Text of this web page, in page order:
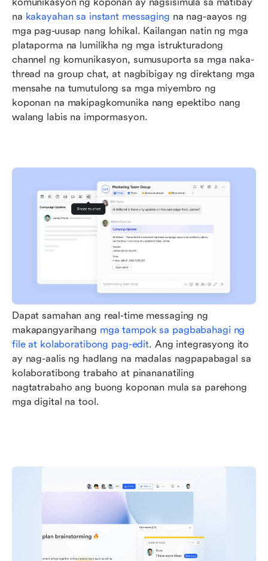
na kakayahan sa instant messaging na nag-aayos ng
mga pag-uusap nang lohikal. Kailangan natin ng mga
plataporma na lumilikha ng mga istrukturadong
channel ng komunikasyon, sumusuporta sa mga naka-
thread na group chat, at nagbibigay ng direktang mga
mensahe na tumutulong sa mga miyembro ng
koponan na makipagkomunika nang epektibo nang
walang labis na impormasyon.
Dapat samahan ang real-time messaging ng
makapangyarihang mga tampok sa pagbabahagi ng
file at kolaboratibong pag-edit. Ang integrasyong ito
ay nag-aalis ng hadlang na madalas nagpapabagal sa
kolaboratibong trabaho at pinananatiling
nagtatrabaho ang buong koponan mula sa parehong
mga digital na tool.